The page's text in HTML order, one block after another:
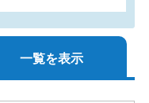
一覧を表示